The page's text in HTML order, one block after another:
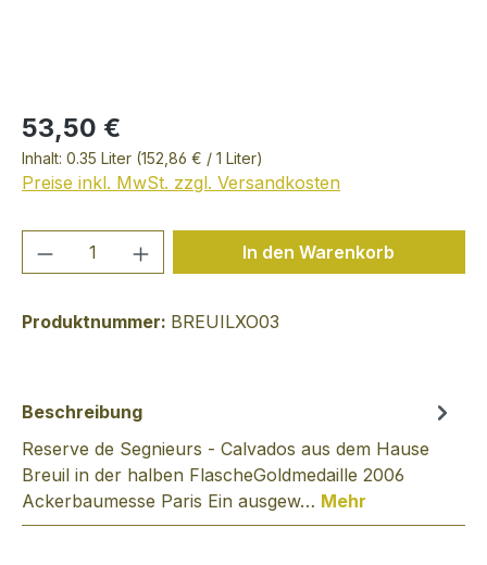
53,50 €
Inhalt: 0.35 Liter (152,86 € / 1 Liter)
Preise inkl. MwSt. zzgl. Versandkosten
Produkt Anzahl: Gib denIn den Warenkorb
Produktnummer: BREUILXO03
Beschreibung
Reserve de Segnieurs - Calvados aus dem Hause
Breuil in der halben FlascheGoldmedaille 2006
Ackerbaumesse Paris Ein ausgew… Mehr